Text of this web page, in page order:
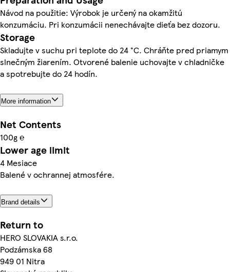
Návod na použitie: Výrobok je určený na okamžitú
konzumáciu. Pri konzumácii nenechávajte dieťa bez dozoru.
Storage
Skladujte v suchu pri teplote do 24 °C. Chráňte pred priamym
slnečným žiarením. Otvorené balenie uchovajte v chladničke
a spotrebujte do 24 hodín.
More information
Net Contents
100g ℮
Lower age limit
4 Mesiace
Balené v ochrannej atmosfére.
Brand details
Return to
HERO SLOVAKIA s.r.o.
Podzámska 68
949 01 Nitra